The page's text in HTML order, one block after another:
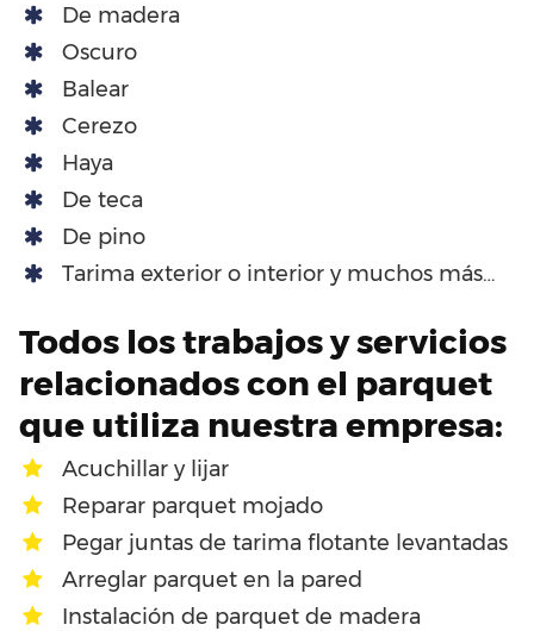
De madera
Oscuro
Balear
Cerezo
Haya
De teca
De pino
Tarima exterior o interior y muchos más…
Todos los trabajos y servicios
relacionados con el parquet
que utiliza nuestra empresa:
Acuchillar y lijar
Reparar parquet mojado
Pegar juntas de tarima flotante levantadas
Arreglar parquet en la pared
Instalación de parquet de madera